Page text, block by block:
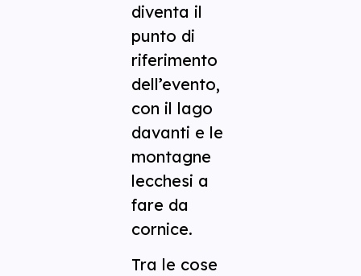
diventa il
punto di
riferimento
dell’evento,
con il lago
davanti e le
montagne
lecchesi a
fare da
cornice.
Tra le cose